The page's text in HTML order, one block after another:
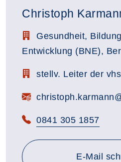
Christoph
Stellenbezeichnung:
Gesundheit,
Entwicklung (BNE),
Zimmerbezeichnung:
stellv. Leiter der
E-Mail:
Telefon:
0841 305 1857
E-Mail